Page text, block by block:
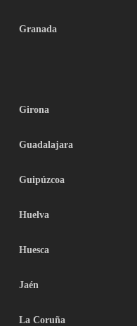
Granada
Girona
Guadalajara
Guipúzcoa
Huelva
Huesca
Jaén
La Coruña